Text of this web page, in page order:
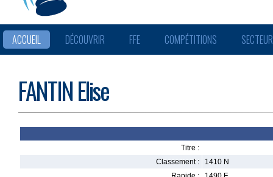
ACCUEIL DÉCOUVRIR FFE COMPÉTITIONS
FANTIN Elise
Titre :
Classement :
1410 N